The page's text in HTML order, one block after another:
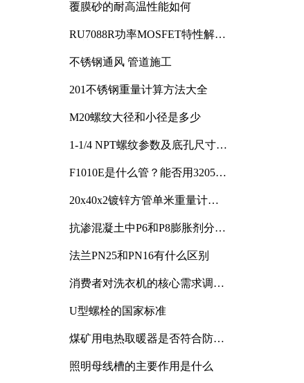
覆膜砂的耐高温性能如何
RU7088R功率MOSFET特性解析
不锈钢通风 管道施工
201不锈钢重量计算方法大全
M20螺纹大径和小径是多少
1-1/4 NPT螺纹参数及底孔尺寸详
F1010E是什么管？能否用3205或
20x40x2镀锌方管单米重量计算
抗渗混凝土中P6和P8膨胀剂分别
法兰PN25和PN16有什么区别
消费者对洗衣机的核心需求调研
U型螺栓的国家标准
煤矿用电热取暖器是否符合防爆
照明母线槽的主要作用是什么